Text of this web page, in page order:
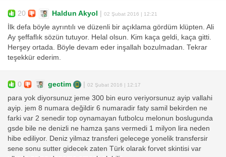
20 Haldun Akyol 02 Şubat 2016 | 12:21
İlk defa böyle ayrıntılı ve düzenli bir açıklama gördüm klüpten. Ali
Ay şeffaflık sözün tutuyor. Helal olsun. Kim kaça geldi, kaça gitti.
Herşey ortada. Böyle devam eder inşallah bozulmadan. Tekrar
teşekkür ederim.
0 gectim 02 Şubat 2016 | 12:17
para yok diyorsunuz jeme 300 bin euro veriyorsunuz ayip vallahi
ayip. jem 8 numara değildir 6 numaradir faty samil bekirden ne
farki var 2 senedir top oynamayan futbolcu melonun boslugunda
gsde bile ne denizli ne hamza şans vermedi 1 milyon lira neden
hibe ediliyor. Deniz yilmaz transferi gelecege yonelik transfersir
sene sonu sutter gidecek zaten Türk olarak forvet skintisi var